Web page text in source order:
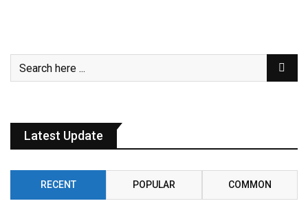
Latest Update
RECENT POPULAR COMMON